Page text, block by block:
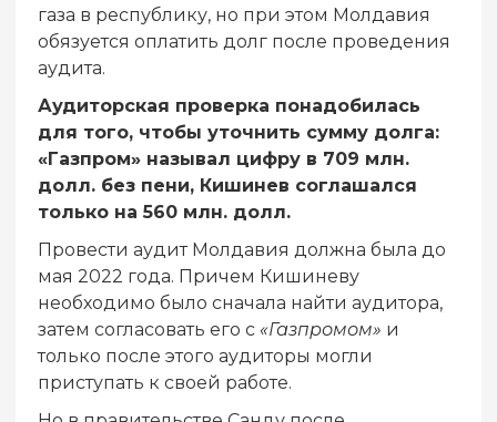
газа в республику, но при этом Молдавия
обязуется оплатить долг после проведения
аудита.
Аудиторская проверка понадобилась
для того, чтобы уточнить сумму долга:
«Газпром» называл цифру в 709 млн.
долл. без пени, Кишинев соглашался
только на 560 млн. долл.
Провести аудит Молдавия должна была до
мая 2022 года. Причем Кишиневу
необходимо было сначала найти аудитора,
затем согласовать его с «Газпромом» и
только после этого аудиторы могли
приступать к своей работе.